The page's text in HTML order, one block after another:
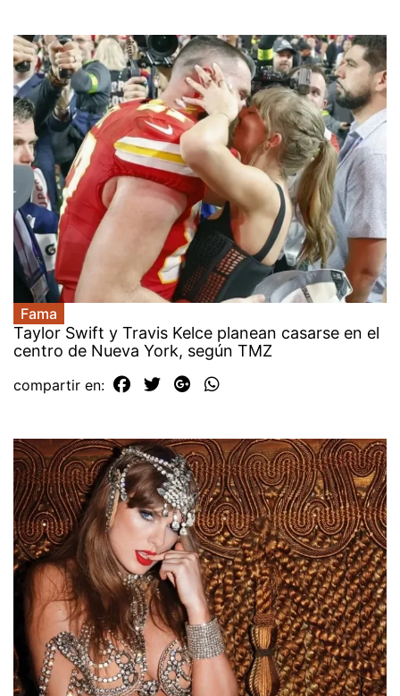
Fama
Taylor Swift y Travis Kelce planean casarse en el
centro de Nueva York, según TMZ
compartir en: